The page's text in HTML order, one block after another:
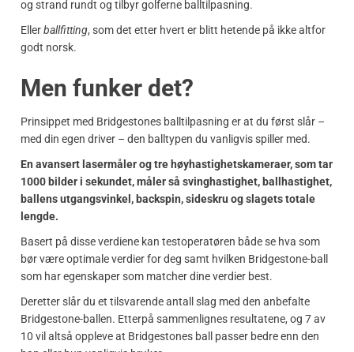
og strand rundt og tilbyr golferne balltilpasning.
Ellerballfitting, som det etter hvert er blitt hetende på ikke altfor
godt norsk.
Men funker det?
Prinsippet med Bridgestones balltilpasning er at du først slår –
med din egen driver – den balltypen du vanligvis spiller med.
En avansert lasermåler og tre høyhastighetskameraer, som tar
1000 bilder i sekundet, måler så svinghastighet, ballhastighet,
ballens utgangsvinkel, backspin, sideskru og slagets totale
lengde.
Basert på disse verdiene kan testoperatøren både se hva som
bør være optimale verdier for deg samt hvilken Bridgestone-ball
som har egenskaper som matcher dine verdier best.
Deretter slår du et tilsvarende antall slag med den anbefalte
Bridgestone-ballen. Etterpå sammenlignes resultatene, og 7 av
10 vil altså oppleve at Bridgestones ball passer bedre enn den